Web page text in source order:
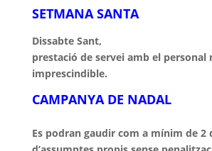
SETMANA SANTA
Dissabte Sant,
prestació de servei amb el personal
imprescindible.
CAMPANYA DE NADAL
Es podran gaudir com a mínim de 2